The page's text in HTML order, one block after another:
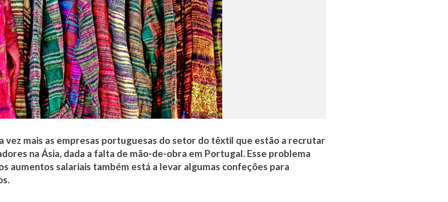
vez mais as empresas portuguesas do setor do têxtil que estão a recrutar
na Ásia, dada a falta de mão-de-obra em Portugal. Esse problema
aumentos salariais também está a levar algumas confeções para